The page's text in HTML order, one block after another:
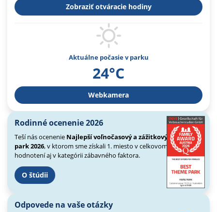
Zobraziť otváracie hodiny
Aktuálne počasie v parku
24°C
Webkamera
Rodinné ocenenie 2026
Teší nás ocenenie Najlepší voľnočasový a zážitkový
park 2026, v ktorom sme získali 1. miesto v celkovom
hodnotení aj v kategórii zábavného faktora.
O štúdii
Odpovede na vaše otázky